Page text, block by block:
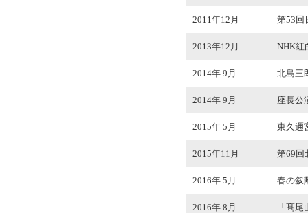
2011年12月 第53回
2013年12月 NHK紅
2014年 9月 北島三
2014年 9月 座長公
2015年 5月 東久邇
2015年11月 第69回
2016年 5月 春の叙
2016年 8月 「髙